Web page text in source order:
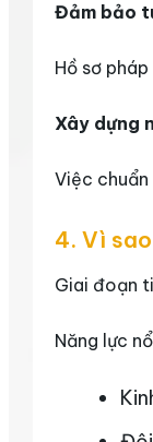
Đảm bảo
Hồ sơ
Xây dựng
Việc
4. Vì
Giai đoạn
Năng lực